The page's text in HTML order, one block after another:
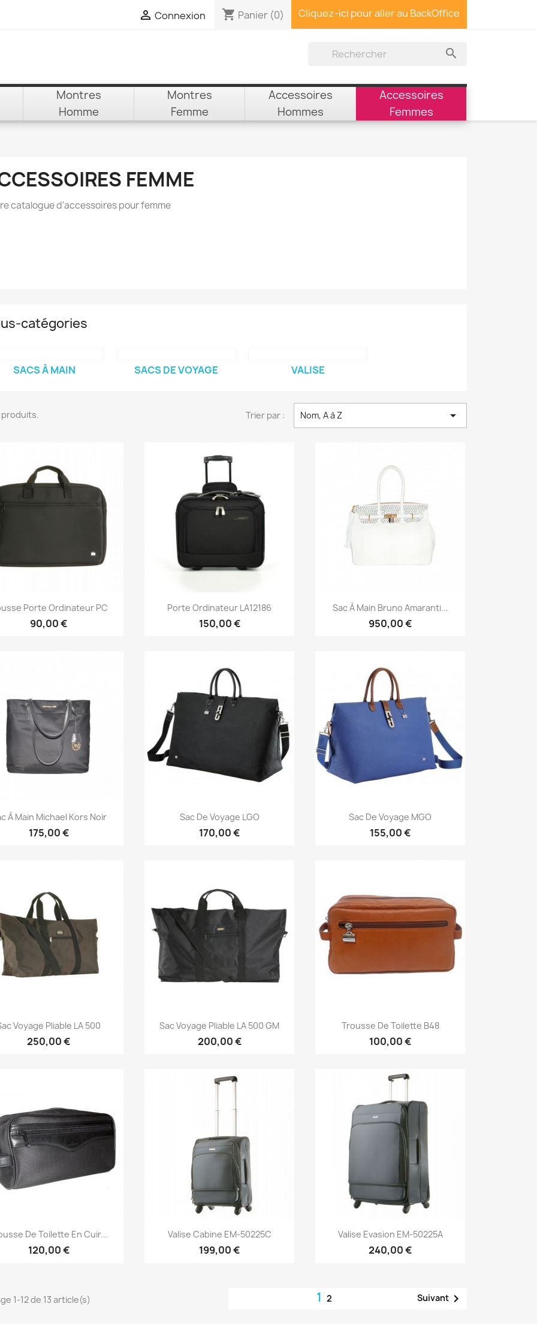
 Connexion shopping_cart Panier (0) Cliquez-ici pour aller au BackOffice

Montres
Homme
Montres
Femme
Accessoires
Hommes
Accessoires
Femmes
FEMME
catalogue d'accessoires pour femme
catégories
SACS À MAIN SACS DE VOYAGE VALISE
produits. Trier par : Nom, A à Z 
 Aperçu rapide
Porte Ordinateur PC
90,00 €
Aperçu rapide
Porte Ordinateur LA12186
150,00 €
Aperçu rapide
Sac À Main Bruno Amaranti...
950,00 €
Aperçu rapide
À Main Michael Kors Noir
175,00 €
Aperçu rapide
Sac De Voyage LGO
170,00 €
Aperçu rapide
Sac De Voyage MGO
155,00 €
Aperçu rapide
Voyage Pliable LA 500
250,00 €
Aperçu rapide
Sac Voyage Pliable LA 500 GM
200,00 €
Aperçu rapide
Trousse De Toilette B48
100,00 €
Aperçu rapide
De Toilette En Cuir...
120,00 €
Aperçu rapide
Valise Cabine EM-50225C
199,00 €
 Aperçu rapide
Valise Evasion EM-50225A
240,00 €
1-12 de 13 article(s) 1 2 Suivant